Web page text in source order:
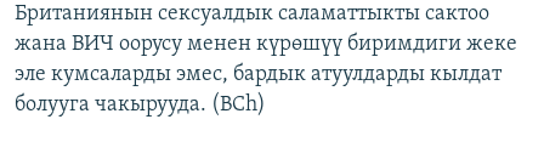
Британиянын сексуалдык саламаттыкты сактоо
жана ВИЧ оорусу менен күрөшүү биримдиги жеке
эле кумсаларды эмес, бардык атуулдарды кылдат
болууга чакырууда. (BCh)